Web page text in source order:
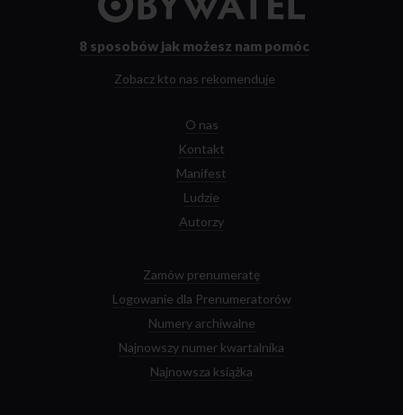
strony
8 sposobów jak możesz nam pomóc
Zobacz kto nas rekomenduje
O nas
Kontakt
Manifest
Ludzie
Autorzy
Zamów prenumeratę
Logowanie dla Prenumeratorów
Numery archiwalne
Najnowszy numer kwartalnika
Najnowsza książka